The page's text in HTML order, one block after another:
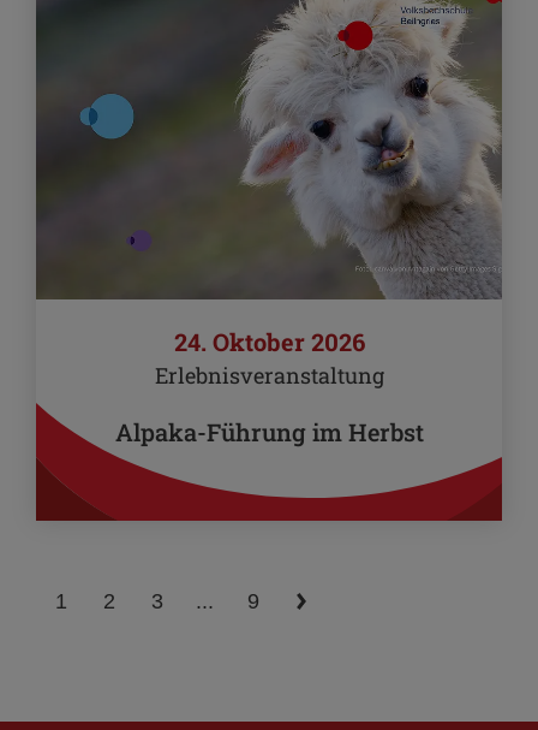
24. Oktober 2026
Erlebnisveranstaltung
Alpaka-Führung im Herbst
1 2 3 ... 9